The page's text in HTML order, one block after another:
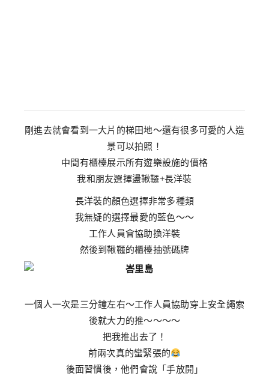
剛進去就會看到一大片的梯田地～還有很多可愛的人造
景可以拍照！
中間有櫃檯展示所有遊樂設施的價格
我和朋友選擇盪鞦韆+長洋裝
長洋裝的顏色選擇非常多種類
我無疑的選擇最愛的藍色～～
工作人員會協助換洋裝
然後到鞦韆的櫃檯抽號碼牌
一個人一次是三分鐘左右～工作人員協助穿上安全繩索
後就大力的推～～～～
把我推出去了！
前兩次真的蠻緊張的
後面習慣後，他們會說「手放開」